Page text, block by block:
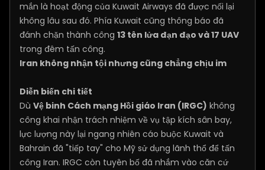
mắn là hoạt động của Kuwait Airways đã được nối lại
không lâu sau đó. Phía Kuwait cũng thông báo đã
đánh chặn thành công 13 tên lửa đạn đạo và 17 UAV
trong đêm tấn công.
Iran không nhận tội nhưng cũng chẳng chịu im
Diễn biến chi tiết
Dù Vệ binh Cách mạng Hồi giáo Iran (IRGC) không
công khai nhận trách nhiệm về vụ tập kích sân bay,
lực lượng này lại ngang nhiên cáo buộc Kuwait và
Bahrain đã "tiếp tay" cho Mỹ sử dụng lãnh thổ để tấn
công Iran. IRGC còn tuyên bố đã nhắm vào căn cứ